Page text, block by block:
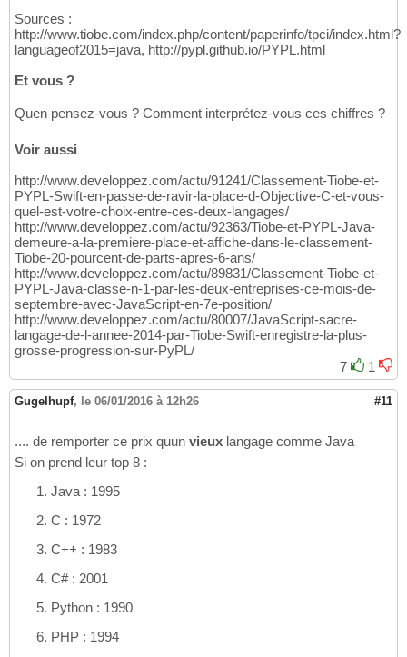
Sources :
http://www.tiobe.com/index.php/content/paperinfo/tpci/index.html?
languageof2015=java, http://pypl.github.io/PYPL.html
Et vous ?
Quen pensez-vous ? Comment interprétez-vous ces chiffres ?
Voir aussi
http://www.developpez.com/actu/91241/Classement-Tiobe-et-
PYPL-Swift-en-passe-de-ravir-la-place-d-Objective-C-et-vous-
quel-est-votre-choix-entre-ces-deux-langages/
http://www.developpez.com/actu/92363/Tiobe-et-PYPL-Java-
demeure-a-la-premiere-place-et-affiche-dans-le-classement-
Tiobe-20-pourcent-de-parts-apres-6-ans/
http://www.developpez.com/actu/89831/Classement-Tiobe-et-
PYPL-Java-classe-n-1-par-les-deux-entreprises-ce-mois-de-
septembre-avec-JavaScript-en-7e-position/
http://www.developpez.com/actu/80007/JavaScript-sacre-
langage-de-l-annee-2014-par-Tiobe-Swift-enregistre-la-plus-
grosse-progression-sur-PyPL/
7
1
Gugelhupf, le 06/01/2016 à 12h26 #11
.... de remporter ce prix quun vieux langage comme Java
Si on prend leur top 8 :
Java : 1995
C : 1972
C++ : 1983
C# : 2001
Python : 1990
PHP : 1994